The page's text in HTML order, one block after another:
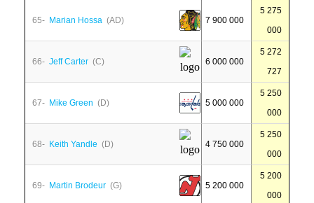
65- Marian Hossa (AD) 7 900 000
5 275
000
66- Jeff Carter (C) 6 000 000
5 272
727
67- Mike Green (D) 5 000 000
5 250
000
68- Keith Yandle (D) 4 750 000
5 250
000
69- Martin Brodeur (G) 5 200 000
5 200
000